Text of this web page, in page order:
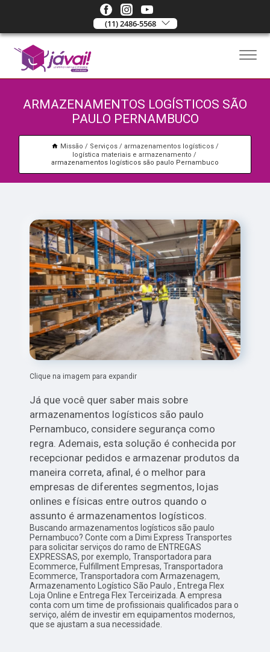
(11) 2486-5568
ARMAZENAMENTOS LOGÍSTICOS SÃO
PAULO PERNAMBUCO
Missão Serviços
armazenamentos logísticos
logística materiais e armazenamento
armazenamentos logísticos são paulo Pernambuco
Clique na imagem para expandir
Já que você quer saber mais sobre
armazenamentos logísticos são paulo
Pernambuco, considere segurança como
regra. Ademais, esta solução é conhecida por
recepcionar pedidos e armazenar produtos da
maneira correta, afinal, é o melhor para
empresas de diferentes segmentos, lojas
onlines e físicas entre outros quando o
assunto é armazenamentos logísticos.
Buscando armazenamentos logísticos são paulo
Pernambuco? Conte com a Dimi Express Transportes
para solicitar serviços do ramo de ENTREGAS
EXPRESSAS, por exemplo, Transportadora para
Ecommerce, Fulfillment Empresas, Transportadora
Ecommerce, Transportadora com Armazenagem,
Armazenamento Logístico São Paulo , Entrega Flex
Loja Online e Entrega Flex Terceirizada. A empresa
conta com um time de profissionais qualificados para o
serviço, além de investir em equipamentos modernos,
que se ajustam a sua necessidade.